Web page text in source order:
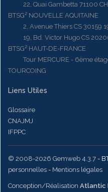
22, Quai Gambetta 71100
BTSG² NOUVELLE AQUITAINE
2, Avenue Thiers CS 30159
19, Bd. Victor Hugo CS
BTSG² HAUT-DE-FRANCE
Tour MERCURE - 6ème
TOURCOING
Liens Utiles
Glossaire
CNAJMJ
IFPPC
© 2008-2026 Gemweb 4.3.7 -
personnelles - Mentions légales
Conception/Réalisation Atlantic